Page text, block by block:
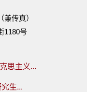
传真）
1180号
思主义...
生...